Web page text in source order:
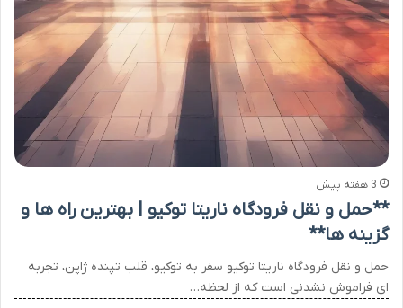
3 هفته پیش
**حمل و نقل فرودگاه ناریتا توکیو | بهترین راه ها و
گزینه ها**
حمل و نقل فرودگاه ناریتا توکیو سفر به توکیو، قلب تپنده ژاپن، تجربه
ای فراموش نشدنی است که از لحظه…